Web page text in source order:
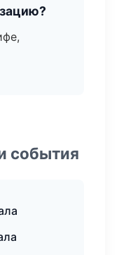
события